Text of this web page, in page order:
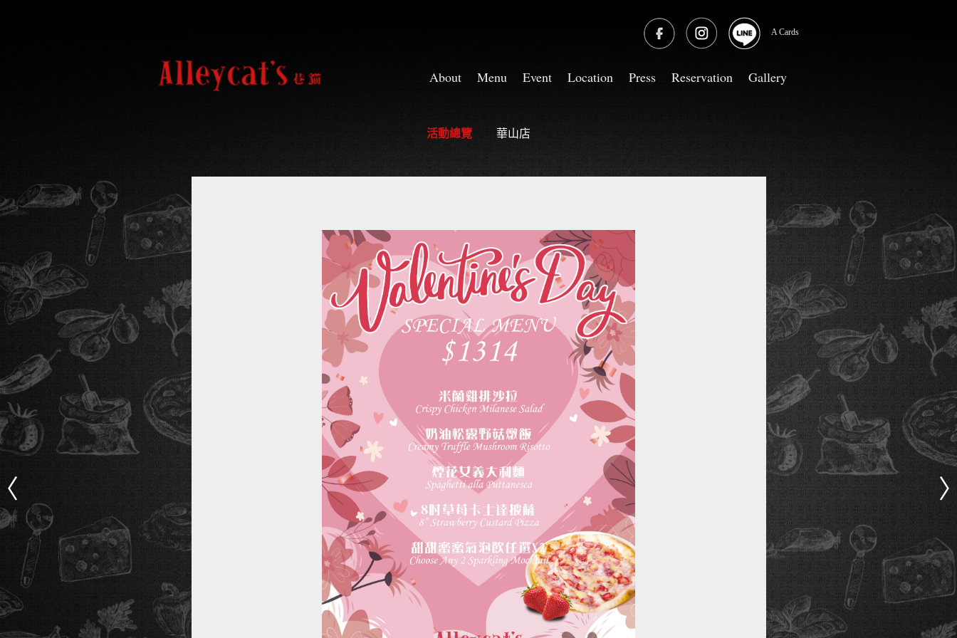
A Cards
About Menu Event Location Press Reservation Gallery
活動總覽 華山店